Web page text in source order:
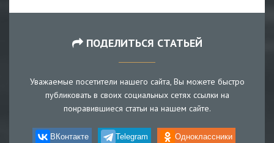
ПОДЕЛИТЬСЯ СТАТЬЕЙ
Уважаемые посетители нашего сайта, Вы можете быстро
публиковать в своих социальных сетях ссылки на
понравившиеся статьи на нашем сайте.
ВКонтакте Telegram Одноклассники